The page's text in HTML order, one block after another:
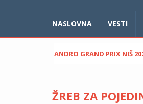
NASLOVNA VESTI
ANDRO GRAND PRIX NIŠ
ŽREB ZA